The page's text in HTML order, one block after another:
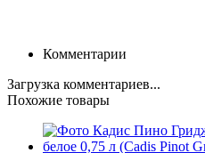
Комментарии
Загрузка комментариев...
Похожие товары